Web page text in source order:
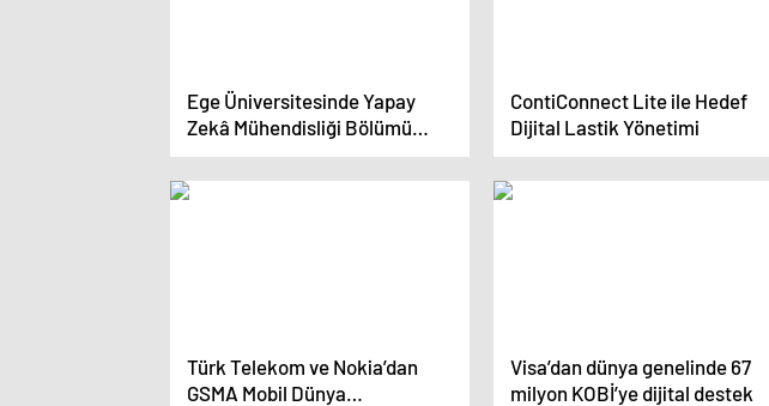
Ege Üniversitesinde Yapay
Zekâ Mühendisliği Bölümü
açıldı
ContiConnect Lite ile Hedef
Dijital Lastik Yönetimi
Türk Telekom ve Nokia’dan
GSMA Mobil Dünya
Visa’dan dünya genelinde 67
milyon KOBİ’ye dijital destek